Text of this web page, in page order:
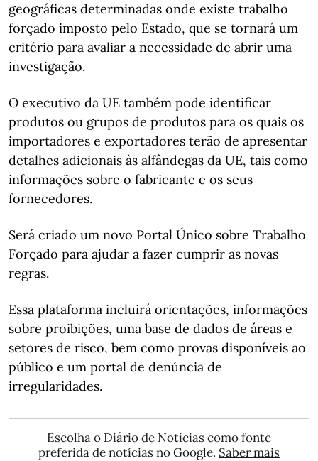
geográficas determinadas onde existe trabalho
forçado imposto pelo Estado, que se tornará um
critério para avaliar a necessidade de abrir uma
investigação.
O executivo da UE também pode identificar
produtos ou grupos de produtos para os quais os
importadores e exportadores terão de apresentar
detalhes adicionais às alfândegas da UE, tais como
informações sobre o fabricante e os seus
fornecedores.
Será criado um novo Portal Único sobre Trabalho
Forçado para ajudar a fazer cumprir as novas
regras.
Essa plataforma incluirá orientações, informações
sobre proibições, uma base de dados de áreas e
setores de risco, bem como provas disponíveis ao
público e um portal de denúncia de
irregularidades.
Escolha o Diário de Notícias como fonte
preferida de notícias no Google. Saber mais